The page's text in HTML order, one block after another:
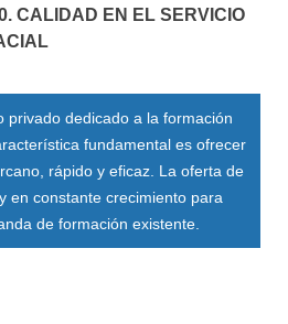
CALIDAD EN EL SERVICIO
privado dedicado a la formación
fundamental es ofrecer
rápido y eficaz. La oferta de
en constante crecimiento para
de formación existente.